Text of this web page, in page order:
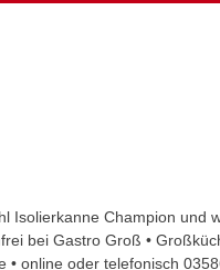
Isolierkanne Champion und
bei Gastro Groß •
• online oder telefonisch